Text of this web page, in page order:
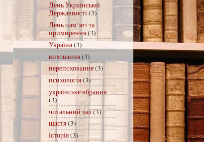
День Української
Державності(3)
День пам’яті та
примирення(3)
Україна(3)
виховання(3)
перепоховання(3)
психологія(3)
українське вбрання
(3)
читальний зал(3)
щастя(3)
історія(3)